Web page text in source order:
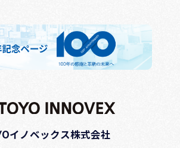
イノベックス株式会社